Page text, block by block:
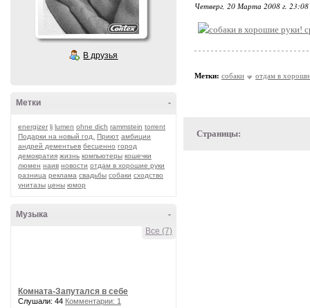
В друзья
-
Метки
energizer lj lumen ohne dich rammstein torrent
Подарки на новый год.
Приют амбиции
андрей дементьев бесценно город
демократия жизнь компьютеры кошечки
люмен наив новости отдам в хорошие руки
разница реклама свадьбы собаки сходство
унитазы цены юмор
-
Музыка
Все (7)
Комната-Запутался в себе
Слушали: 44 Комментарии: 1
Четверг, 20 Марта 2008 г. 23:08
Метки: собаки отдам в
Страницы: